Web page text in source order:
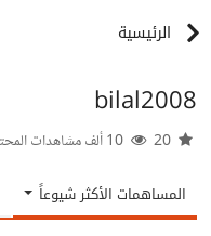
الرئيسية
bilal2008
المساهمات الأكثر شيوعاً